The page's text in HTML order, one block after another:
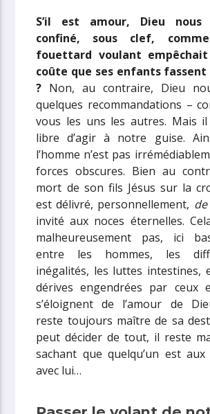
S’il est amour, Dieu nous
confiné, sous clef,
fouettard voulant
coûte que ses enfants fassent
? Non, au contraire, Dieu
quelques recommandations –
vous les uns les autres. Mais
libre d’agir à notre guise.
l’homme n’est pas
forces obscures. Bien au
mort de son fils Jésus sur la
est délivré, personnellement,
invité aux noces éternelles.
malheureusement pas, ici
entre les hommes, les
inégalités, les luttes intestines,
dérives engendrées par ceux
s’éloignent de l’amour de
reste toujours maître de sa
peut décider de tout, il reste
sachant que quelqu’un est aux
avec lui…